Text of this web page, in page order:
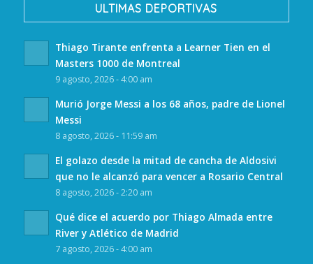
ULTIMAS DEPORTIVAS
Thiago Tirante enfrenta a Learner Tien en el
Masters 1000 de Montreal
9 agosto, 2026 - 4:00 am
Murió Jorge Messi a los 68 años, padre de Lionel
Messi
8 agosto, 2026 - 11:59 am
El golazo desde la mitad de cancha de Aldosivi
que no le alcanzó para vencer a Rosario Central
8 agosto, 2026 - 2:20 am
Qué dice el acuerdo por Thiago Almada entre
River y Atlético de Madrid
7 agosto, 2026 - 4:00 am